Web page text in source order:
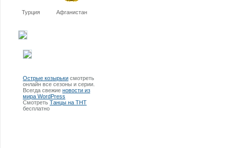
Турция Афганистан
Острые козырьки смотреть
онлайн все сезоны и серии.
Всегда свежие новости из
мира WordPress
Смотреть Танцы на ТНТ
бесплатно